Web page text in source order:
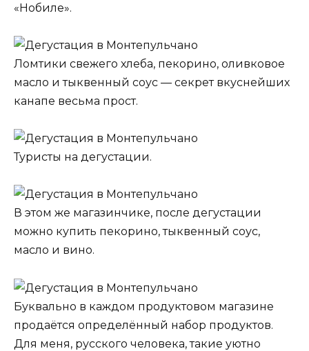
«Нобиле».
Ломтики свежего хлеба, пекорино, оливковое
масло и тыквенный соус — секрет вкуснейших
канапе весьма прост.
Туристы на дегустации.
В этом же магазинчике, после дегустации
можно купить пекорино, тыквенный соус,
масло и вино.
Буквально в каждом продуктовом магазине
продаётся определённый набор продуктов.
Для меня, русского человека, такие уютно